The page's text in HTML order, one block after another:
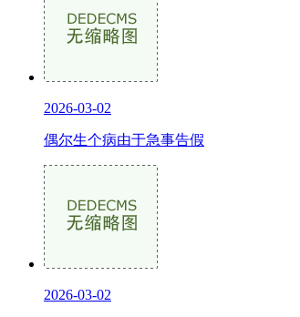
2026-03-02
偶尔生个病由于急事告假
2026-03-02